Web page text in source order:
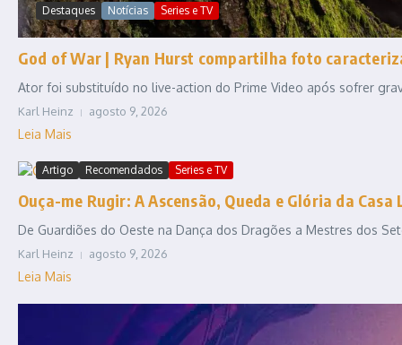
Destaques Notícias Series e TV
God of War | Ryan Hurst compartilha foto
Ator foi substituído no live-action do Prime Video após sofrer
Karl Heinz agosto 9, 2026
Leia Mais
Artigo Recomendados Series e TV
Ouça-me Rugir: A Ascensão, Queda e Glória da
De Guardiões do Oeste na Dança dos Dragões a Mestres dos
Karl Heinz agosto 9, 2026
Leia Mais